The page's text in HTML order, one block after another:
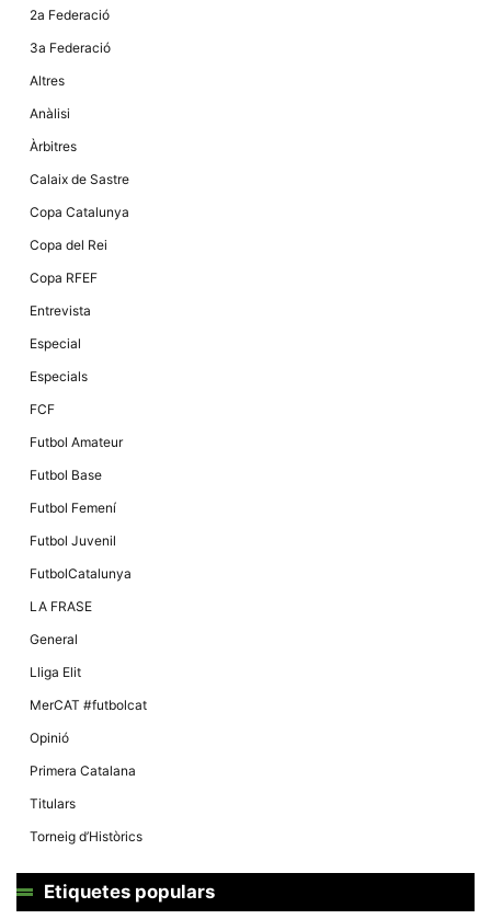
2a Federació
3a Federació
Altres
Anàlisi
Àrbitres
Calaix de Sastre
Copa Catalunya
Copa del Rei
Copa RFEF
Entrevista
Especial
Especials
FCF
Futbol Amateur
Futbol Base
Futbol Femení
Futbol Juvenil
FutbolCatalunya
LA FRASE
General
Lliga Elit
MerCAT #futbolcat
Opinió
Primera Catalana
Titulars
Torneig d’Històrics
Etiquetes populars